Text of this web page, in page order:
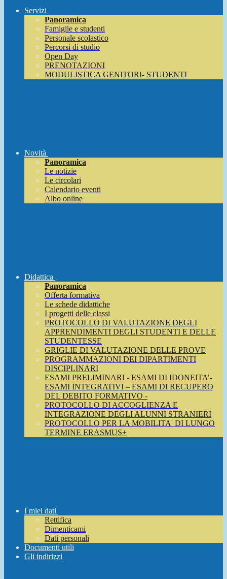
Servizi
Panoramica
Famiglie e studenti
Personale scolastico
Percorsi di studio
Open Day
PRENOTAZIONI
MODULISTICA GENITORI- STUDENTI
Novità
Panoramica
Le notizie
Le circolari
Calendario eventi
Albo online
Didattica
Panoramica
Offerta formativa
Le schede didattiche
I progetti delle classi
PROTOCOLLO DI VALUTAZIONE DEGLI
APPRENDIMENTI DEGLI STUDENTI E DELLE
STUDENTESSE
GRIGLIE DI VALUTAZIONE DELLE PROVE
PROGRAMMAZIONI DEI DIPARTIMENTI
DISCIPLINARI
ESAMI PRELIMINARI - ESAMI DI IDONEITA’-
ESAMI INTEGRATIVI – ESAMI DI RECUPERO
DEL DEBITO FORMATIVO -
PROTOCOLLO DI ACCOGLIENZA E
INTEGRAZIONE DEGLI ALUNNI STRANIERI
PROTOCOLLO PER LA MOBILITA' DI LUNGO
TERMINE ERASMUS+
I miei dati
Rettifica
Dimenticami
Dati personali
Documenti utili
Gli indirizzi